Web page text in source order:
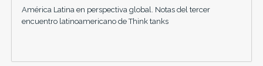
América Latina en perspectiva global. Notas del tercer
encuentro latinoamericano de Think tanks